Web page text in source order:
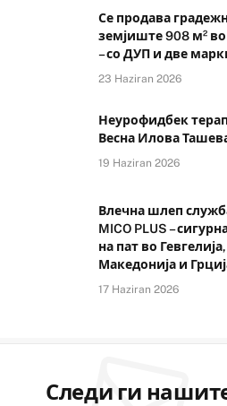
Се продава
земјиште 908 м² во
– со ДУП и две
23 Haziran 2026
Неурофидбек
Весна Илова
19 Haziran 2026
Влечна шлеп
MICO PLUS –
на пат во Гевгелија,
Македонија и
17 Haziran 2026
Следи ги